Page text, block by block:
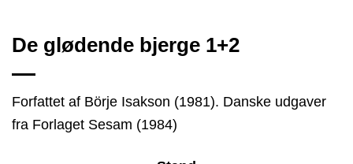
De glødende bjerge 1+2
Forfattet af Börje Isakson (1981). Danske udgaver
fra Forlaget Sesam (1984)